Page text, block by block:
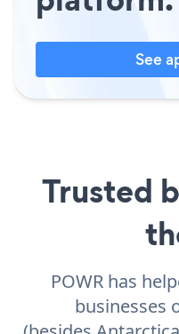
See
Trusted
POWR has
businesses